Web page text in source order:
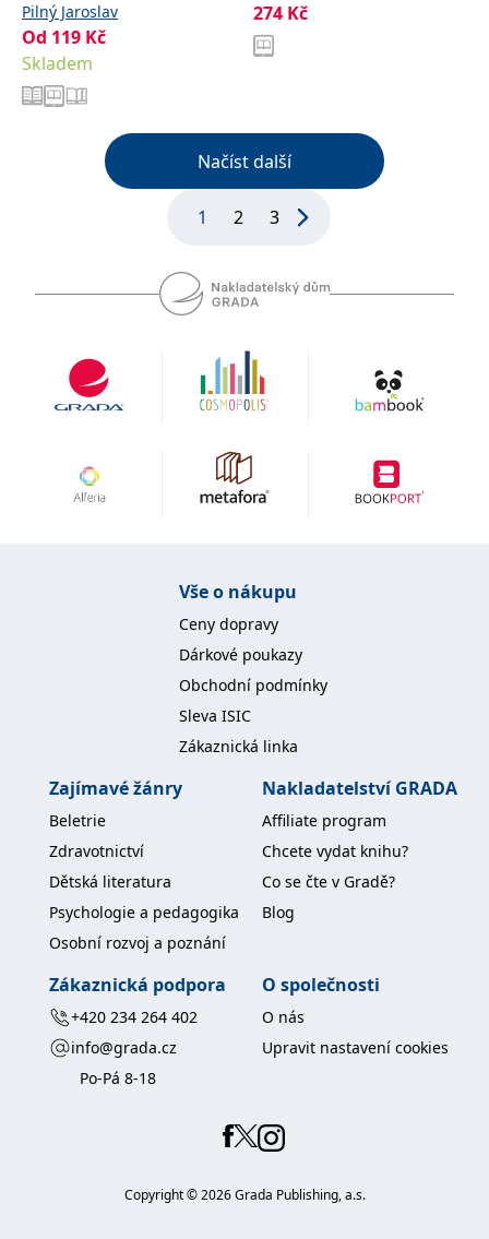
Pilný Jaroslav
Od 119 Kč
Skladem
274 Kč
Načíst další
1 2 3
Vše o nákupu
Ceny dopravy
Dárkové poukazy
Obchodní podmínky
Sleva ISIC
Zákaznická linka
Zajímavé žánry
Beletrie
Zdravotnictví
Dětská literatura
Psychologie a pedagogika
Osobní rozvoj a poznání
Nakladatelství GRADA
Affiliate program
Chcete vydat knihu?
Co se čte v Gradě?
Blog
Zákaznická podpora
+420 234 264 402
info@grada.cz
Po-Pá 8-18
O společnosti
O nás
Upravit nastavení cookies
Copyright ©2026Grada Publishing, a.s.